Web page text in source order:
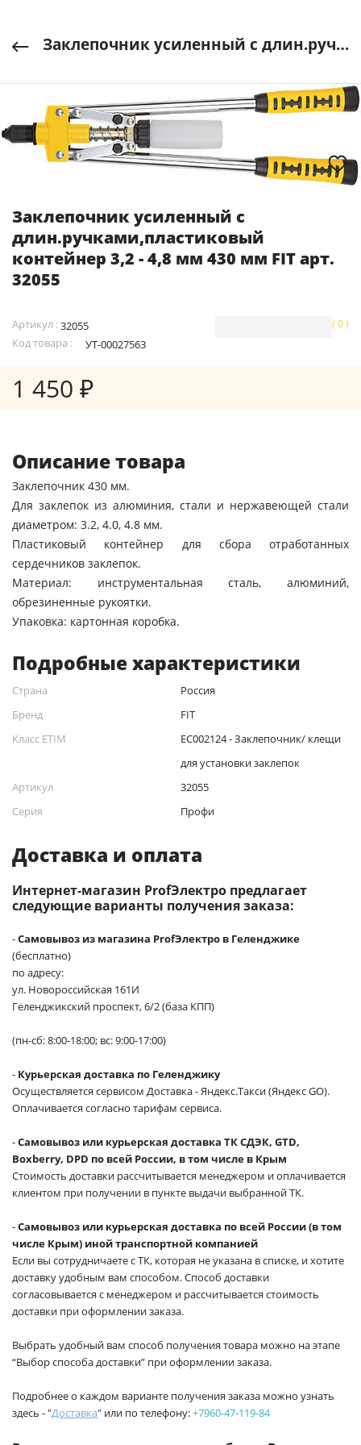
Заклепочник усиленный с длин.ручками,пластиковый контейнер 3,2 - 4,8 мм 430 мм FIT арт. 32055
Заклепочник усиленный с
длин.ручками,пластиковый
контейнер 3,2 - 4,8 мм 430 мм FIT арт.
32055
Артикул :32055
Код товара :
УТ-00027563
( 0 )
1 450 ₽
Описание товара
Заклепочник 430 мм.
Для заклепок из алюминия, стали и нержавеющей стали
диаметром: 3.2, 4.0, 4.8 мм.
Пластиковый контейнер для сбора отработанных
сердечников заклепок.
Материал: инструментальная сталь, алюминий,
обрезиненные рукоятки.
Упаковка: картонная коробка.
Подробные характеристики
Страна
Россия
Бренд
FIT
Класс ETIM
EC002124 - Заклепочник/ клещи
для установки заклепок
Артикул
32055
Серия
Профи
Доставка и оплата
Интернет-магазин ProfЭлектро предлагает
следующие варианты получения заказа:
-Самовывоз из магазина ProfЭлектро в Геленджике
(бесплатно)
по адресу:
ул. Новороссийская 161И
Геленджикский проспект, 6/2 (база КПП)
(пн-сб: 8:00-18:00; вс: 9:00-17:00)
- Курьерская доставка по Геленджику
Осуществляется сервисом Доставка - Яндекс.Такси (Яндекс GO).
Оплачивается согласно тарифам сервиса.
-Самовывоз или курьерская доставка ТК СДЭК, GTD,
Boxberry, DPD по всей России, в том числе в Крым
Стоимость доставки рассчитывается менеджером и оплачивается
клиентом при получении в пункте выдачи выбранной ТК.
-Самовывоз или курьерская доставка по всей России (в том
числе Крым) иной транспортной компанией
Если вы сотрудничаете с ТК, которая не указана в списке, и хотите
доставку удобным вам способом. Способ доставки
согласовывается с менеджером и рассчитывается стоимость
доставки при оформлении заказа.
Выбрать удобный вам способ получения товара можно на этапе
“Выбор способа доставки” при оформлении заказа.
Подробнее о каждом варианте получения заказа можно узнать
здесь - "Доставка" или по телефону:+7960-47-119-84